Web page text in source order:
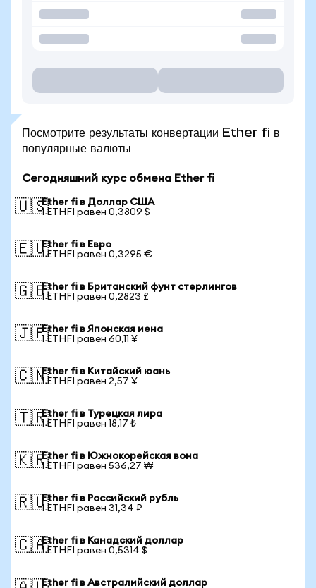
Посмотрите результаты конвертации Ether fi в
популярные валюты
Сегодняшний курс обмена Ether fi
🇺🇸Ether fi в Доллар США
1 ETHFI равен 0,3809 $
🇪🇺Ether fi в Евро
1 ETHFI равен 0,3295 €
🇬🇧Ether fi в Британский фунт стерлингов
1 ETHFI равен 0,2823 £
🇯🇵Ether fi в Японская иена
1 ETHFI равен 60,11 ¥
🇨🇳Ether fi в Китайский юань
1 ETHFI равен 2,57 ¥
🇹🇷Ether fi в Турецкая лира
1 ETHFI равен 18,17 ₺
🇰🇷Ether fi в Южнокорейская вона
1 ETHFI равен 536,27 ₩
🇷🇺Ether fi в Российский рубль
1 ETHFI равен 31,34 ₽
🇨🇦Ether fi в Канадский доллар
1 ETHFI равен 0,5314 $
Ether fi в Австралийский доллар